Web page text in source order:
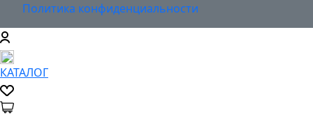
Политика конфиденциальности
КАТАЛОГ